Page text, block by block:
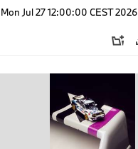
Mon Jul 27 12:00:00 CEST 2026